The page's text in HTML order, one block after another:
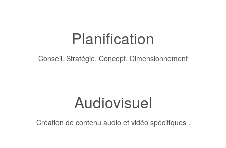
Planification
Conseil. Stratégie. Concept. Dimensionnement
Audiovisuel
Création de contenu audio et vidéo spécifiques .